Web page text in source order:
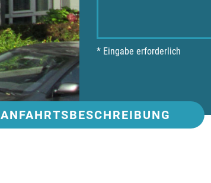
* Eingabe erforderlich
ANFAHRTSBESCHREIBUNG